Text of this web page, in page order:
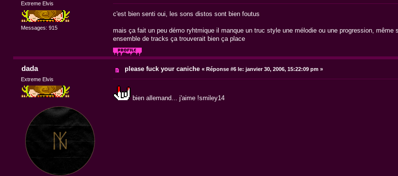
Extreme Elvis
Messages: 915
c'est bien senti oui, les sons distos sont bien foutus
mais ça fait un peu démo ryhtmique il manque un truc style une mélodie ou une progression,
ensemble de tracks ça trouverait bien ça place
dada
Extreme Elvis
please fuck your caniche « Réponse #6 le: janvier 30, 2006, 15:22:09 pm »
bien allemand... j'aime !smiley14